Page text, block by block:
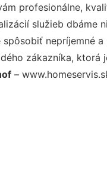
profesionálne,
služieb
spôsobiť
zákazníka,
–